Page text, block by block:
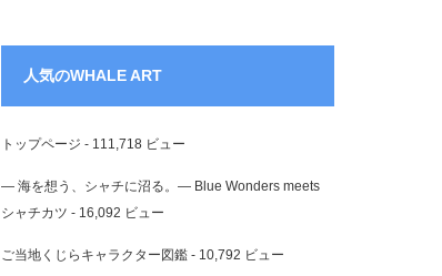
人気のWHALE ART
トップページ - 111,718 ビュー
― 海を想う、シャチに沼る。― Blue Wonders meets
シャチカツ - 16,092 ビュー
ご当地くじらキャラクター図鑑 - 10,792 ビュー